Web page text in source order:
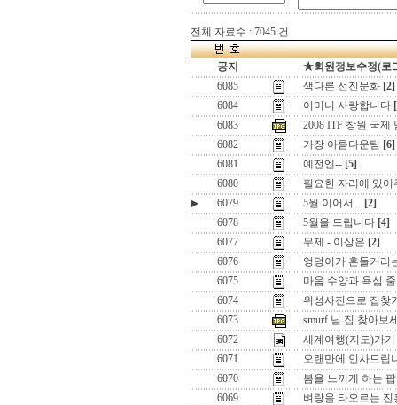
전체 자료수 : 7045 건
공지
★회원정보수정(로
6085
색다른 선진문화 [2]
6084
어머니 사랑합니다
6083
2008 ITF 창원 국제
6082
가장 아름다운팀 [6]
6081
예전엔-- [5]
6080
필요한 자리에 있어
▶
6079 5월 이어서... [2]
6078
5월을 드립니다 [4]
6077
무제 - 이상은 [2]
6076
엉덩이가 흔들거리
6075
마음 수양과 욕심
6074
위성사진으로 집찾
6073
smurf 님 집 찾아보
6072
세계여행(지도)가기
6071
오랜만에 인사드립
6070
봄을 느끼게 하는
6069
벼랑을 타오르는